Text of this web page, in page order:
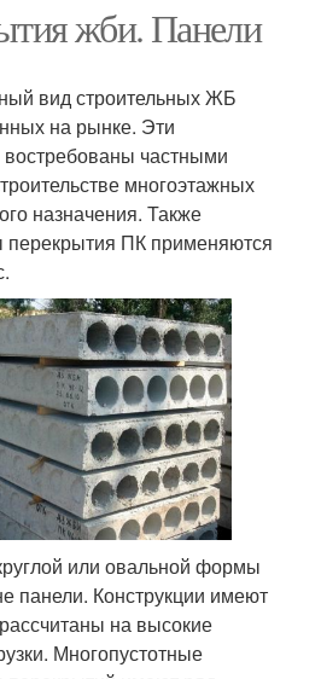
жби. Панели
вид строительных ЖБ
на рынке. Эти
частными
многоэтажных
назначения. Также
перекрытия ПК применяются
или овальной формы
панели. Конструкции имеют
на высокие
Многопустотные